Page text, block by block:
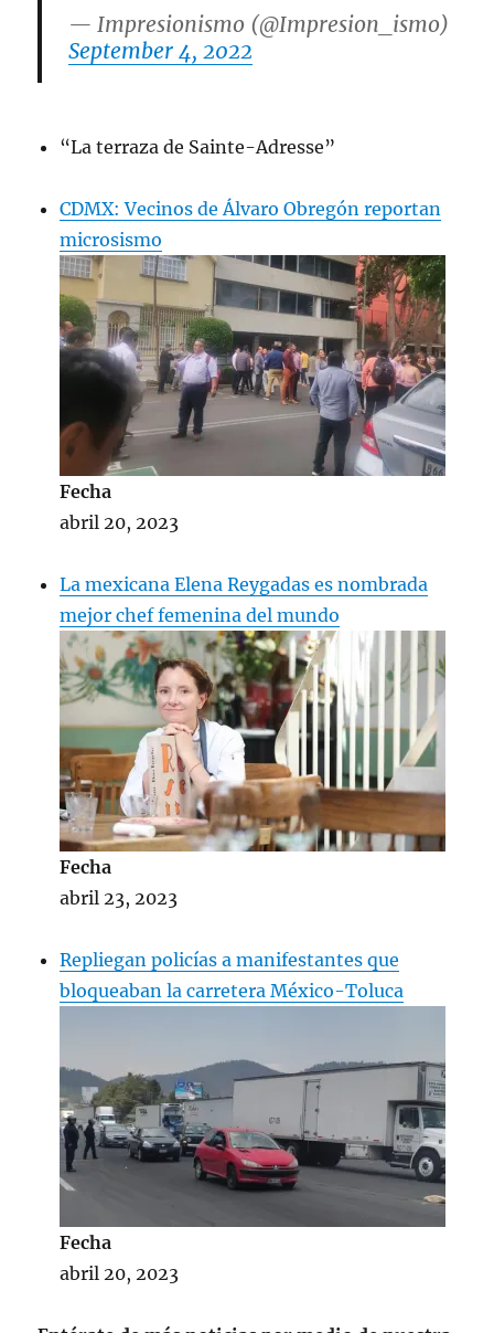
— Impresionismo (@Impresion_ismo)
September 4, 2022
“La terraza de Sainte-Adresse”
CDMX: Vecinos de Álvaro Obregón reportan
microsismo
Fecha
abril 20, 2023
La mexicana Elena Reygadas es nombrada
mejor chef femenina del mundo
Fecha
abril 23, 2023
Repliegan policías a manifestantes que
bloqueaban la carretera México-Toluca
Fecha
abril 20, 2023